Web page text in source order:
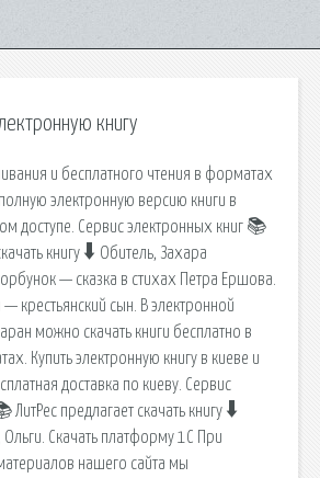
книгу
и бесплатного чтения в форматах
электронную версию книги в
доступе. Сервис электронных книг 📚
книгу 🠳 Обитель, Захара
— сказка в стихах Петра Ершова.
крестьянский сын. В электронной
можно скачать книги бесплатно в
Купить электронную книгу в киеве и
доставка по киеву. Сервис
ЛитРес предлагает скачать книгу 🠳
Ольги. Скачать платформу 1С При
нашего сайта мы